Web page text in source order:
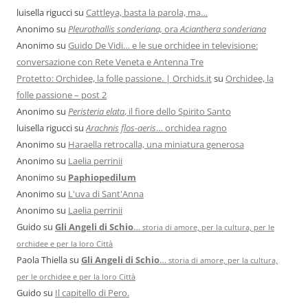
luisella riguccisu Cattleya, basta la parola, ma…
Anonimo su Pleurothallis sonderiana, oraAcianthera sonderiana
Anonimo su Guido De Vidi… e le sue orchidee in televisione:
conversazione con Rete Veneta e Antenna Tre
Protetto: Orchidee, la folle passione. | Orchids.itsu Orchidee, la
folle passione – post 2
Anonimo su Peristeria elata, il fiore dello Spirito Santo
luisella riguccisuArachnis flos-aeris… orchidea ragno
Anonimo su Haraella retrocalla, una miniatura generosa
Anonimo su Laelia perrinii
Anonimo su Paphiopedilum
Anonimo su L'uva di Sant'Anna
Anonimo su Laelia perrinii
Guido su Gli Angeli di Schio… storia di amore, per la cultura, per le
orchidee e per la loro Città
Paola Thiellasu Gli Angeli di Schio… storia di amore, per la cultura,
per le orchidee e per la loro Città
Guido su Il capitello di Pero.